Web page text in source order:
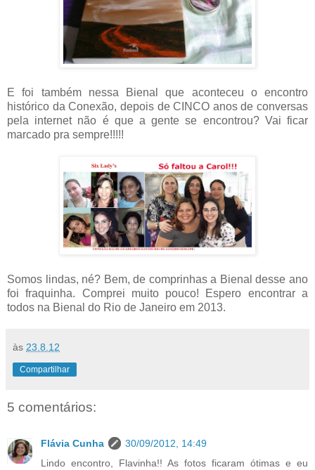
E foi também nessa Bienal que aconteceu o encontro
histórico da Conexão, depois de CINCO anos de conversas
pela internet não é que a gente se encontrou? Vai ficar
marcado pra sempre!!!!!
Somos lindas, né? Bem, de comprinhas a Bienal desse ano
foi fraquinha. Comprei muito pouco! Espero encontrar a
todos na Bienal do Rio de Janeiro em 2013.
às 23.8.12
Compartilhar
5 comentários:
Flávia Cunha
30/09/2012, 14:49
Lindo encontro, Flavinha!! As fotos ficaram ótimas e eu